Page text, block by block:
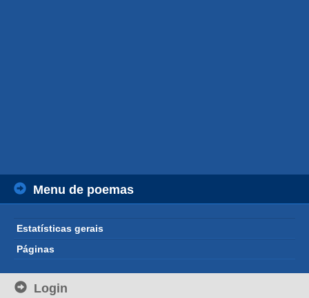
Menu de poemas
Estatísticas gerais
Páginas
Login